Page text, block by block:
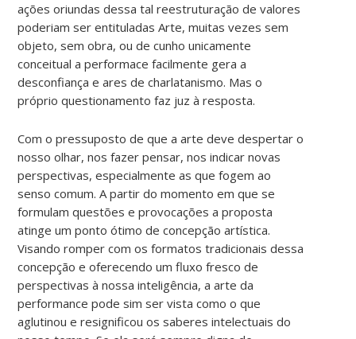
ações oriundas dessa tal reestruturação de valores
poderiam ser entituladas Arte, muitas vezes sem
objeto, sem obra, ou de cunho unicamente
conceitual a performace facilmente gera a
desconfiança e ares de charlatanismo. Mas o
próprio questionamento faz juz à resposta.
Com o pressuposto de que a arte deve despertar o
nosso olhar, nos fazer pensar, nos indicar novas
perspectivas, especialmente as que fogem ao
senso comum. A partir do momento em que se
formulam questões e provocações a proposta
atinge um ponto ótimo de concepção artística.
Visando romper com os formatos tradicionais dessa
concepção e oferecendo um fluxo fresco de
perspectivas à nossa inteligência, a arte da
performance pode sim ser vista como o que
aglutinou e resignificou os saberes intelectuais do